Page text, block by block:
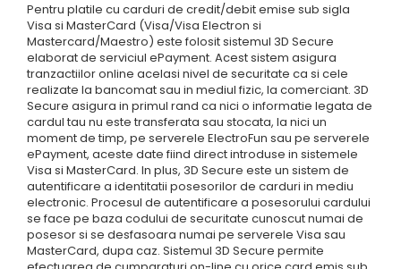
Pentru platile cu carduri de credit/debit emise sub sigla
Visa si MasterCard (Visa/Visa Electron si
Mastercard/Maestro) este folosit sistemul 3D Secure
elaborat de serviciul ePayment. Acest sistem asigura
tranzactiilor online acelasi nivel de securitate ca si cele
realizate la bancomat sau in mediul fizic, la comerciant. 3D
Secure asigura in primul rand ca nici o informatie legata de
cardul tau nu este transferata sau stocata, la nici un
moment de timp, pe serverele ElectroFun sau pe serverele
ePayment, aceste date fiind direct introduse in sistemele
Visa si MasterCard. In plus, 3D Secure este un sistem de
autentificare a identitatii posesorilor de carduri in mediu
electronic. Procesul de autentificare a posesorului cardului
se face pe baza codului de securitate cunoscut numai de
posesor si se desfasoara numai pe serverele Visa sau
MasterCard, dupa caz. Sistemul 3D Secure permite